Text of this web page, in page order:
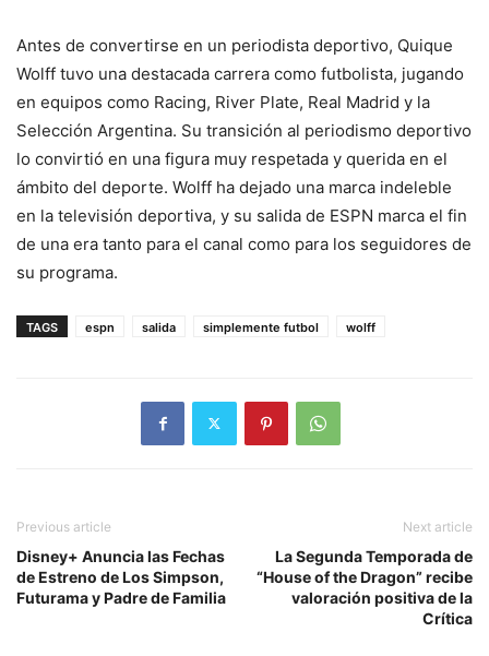
Antes de convertirse en un periodista deportivo, Quique
Wolff tuvo una destacada carrera como futbolista, jugando
en equipos como Racing, River Plate, Real Madrid y la
Selección Argentina. Su transición al periodismo deportivo
lo convirtió en una figura muy respetada y querida en el
ámbito del deporte. Wolff ha dejado una marca indeleble
en la televisión deportiva, y su salida de ESPN marca el fin
de una era tanto para el canal como para los seguidores de
su programa.
TAGS espn salida simplemente futbol wolff
Previous article
Disney+ Anuncia las Fechas
de Estreno de Los Simpson,
Futurama y Padre de Familia
Next article
La Segunda Temporada de
“House of the Dragon” recibe
valoración positiva de la
Crítica